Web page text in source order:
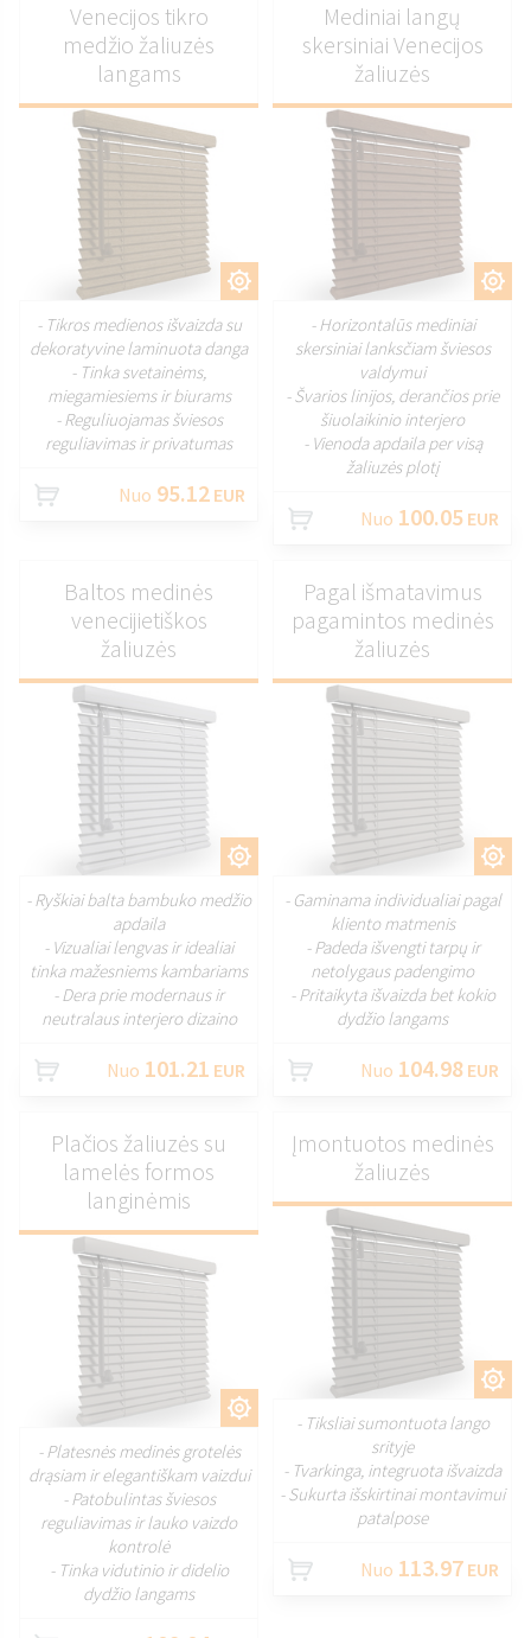
PRITAIKYTI
Venecijos tikro
medžio žaliuzės
langams
- Tikros medienos išvaizda su
dekoratyvine laminuota danga
- Tinka svetainėms,
miegamiesiems ir biurams
- Reguliuojamas šviesos
reguliavimas ir privatumas
Nuo 95.12 EUR
PRITAIKYTI
Mediniai langų
skersiniai Venecijos
žaliuzės
- Horizontalūs mediniai
skersiniai lanksčiam šviesos
valdymui
- Švarios linijos, derančios prie
šiuolaikinio interjero
- Vienoda apdaila per visą
žaliuzės plotį
Nuo 100.05 EUR
PRITAIKYTI
Baltos medinės
venecijietiškos
žaliuzės
- Ryškiai balta bambuko medžio
apdaila
- Vizualiai lengvas ir idealiai
tinka mažesniems kambariams
- Dera prie modernaus ir
neutralaus interjero dizaino
Nuo 101.21 EUR
PRITAIKYTI
Pagal išmatavimus
pagamintos medinės
žaliuzės
- Gaminama individualiai pagal
kliento matmenis
- Padeda išvengti tarpų ir
netolygaus padengimo
- Pritaikyta išvaizda bet kokio
dydžio langams
Nuo 104.98 EUR
PRITAIKYTI
Plačios žaliuzės su
lamelės formos
langinėmis
- Platesnės medinės grotelės
drąsiam ir elegantiškam vaizdui
- Patobulintas šviesos
reguliavimas ir lauko vaizdo
kontrolė
- Tinka vidutinio ir didelio
dydžio langams
PRITAIKYTI
Įmontuotos medinės
žaliuzės
- Tiksliai sumontuota lango
srityje
- Tvarkinga, integruota išvaizda
- Sukurta išskirtinai montavimui
patalpose
Nuo 113.97 EUR